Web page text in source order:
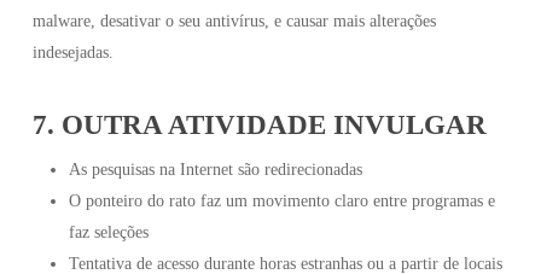
malware, desativar o seu antivírus, e causar mais alterações
indesejadas.
7. OUTRA ATIVIDADE INVULGAR
As pesquisas na Internet são redirecionadas
O ponteiro do rato faz um movimento claro entre programas e
faz seleções
Tentativa de acesso durante horas estranhas ou a partir de locais